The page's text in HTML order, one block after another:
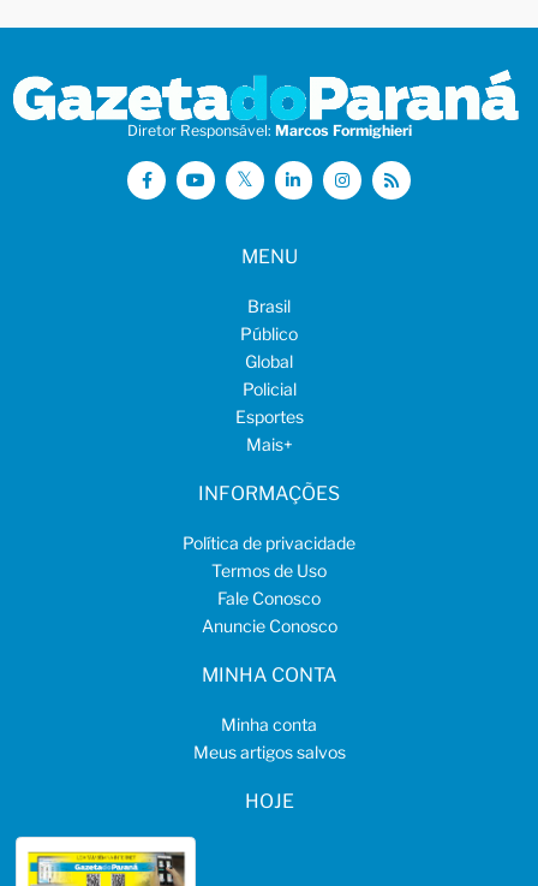
Diretor Responsável: Marcos Formighieri
MENU
Brasil
Público
Global
Policial
Esportes
Mais+
INFORMAÇÕES
Política de privacidade
Termos de Uso
Fale Conosco
Anuncie Conosco
MINHA CONTA
Minha conta
Meus artigos salvos
HOJE